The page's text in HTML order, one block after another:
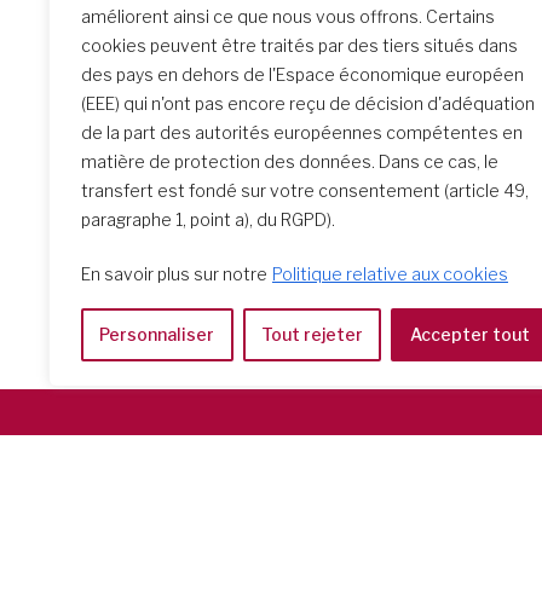
améliorent ainsi ce que nous vous offrons. Certains
cookies peuvent être traités par des tiers situés dans
des pays en dehors de l'Espace économique européen
(EEE) qui n'ont pas encore reçu de décision d'adéquation
de la part des autorités européennes compétentes en
matière de protection des données. Dans ce cas, le
transfert est fondé sur votre consentement (article 49,
paragraphe 1, point a), du RGPD).
En savoir plus sur notre Politique relative aux cookies
Personnaliser Tout rejeter Accepter tout
La rencontre de Formation
initiale : un parcours
transformateur